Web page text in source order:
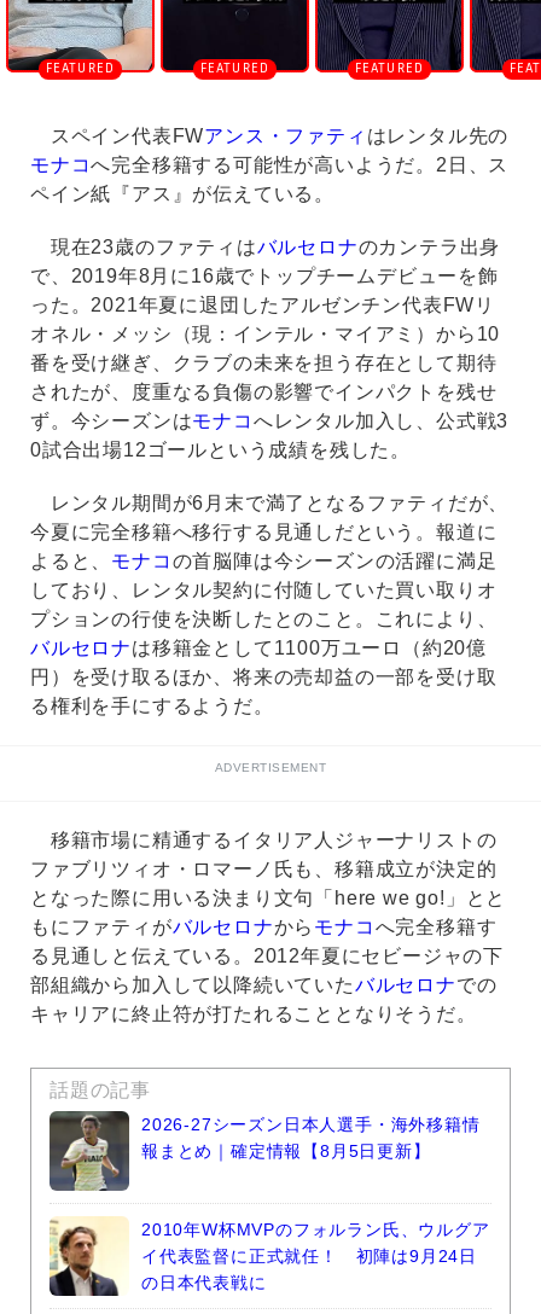
スペイン代表FWアンス・ファティ はレンタル先の
モナコへ完全移籍する可能性が高いようだ。2日、ス
ペイン紙『アス』が伝えている。
現在23歳のファティはバルセロナのカンテラ出身
で、2019年8月に16歳でトップチームデビューを飾
った。2021年夏に退団したアルゼンチン代表FWリ
オネル・メッシ（現：インテル・マイアミ）から10
番を受け継ぎ、クラブの未来を担う存在として期待
されたが、度重なる負傷の影響でインパクトを残せ
ず。今シーズンはモナコ へレンタル加入し、公式戦3
0試合出場12ゴールという成績を残した。
レンタル期間が6月末で満了となるファティだが、
今夏に完全移籍へ移行する見通しだという。報道に
よると、 モナコ の首脳陣は今シーズンの活躍に満足
しており、レンタル契約に付随していた買い取りオ
プションの行使を決断したとのこと。これにより、
バルセロナは移籍金として1100万ユーロ（約20億
円）を受け取るほか、将来の売却益の一部を受け取
る権利を手にするようだ。
ADVERTISEMENT
移籍市場に精通するイタリア人ジャーナリストの
ファブリツィオ・ロマーノ氏も、移籍成立が決定的
となった際に用いる決まり文句「here we go!」とと
もにファティがバルセロナから モナコ へ完全移籍す
る見通しと伝えている。2012年夏にセビージャの下
部組織から加入して以降続いていたバルセロナでの
キャリアに終止符が打たれることとなりそうだ。
話題の記事
2026-27シーズン日本人選手・海外移籍情
報まとめ｜確定情報【8月5日更新】
2010年W杯MVPのフォルラン氏、ウルグア
イ代表監督に正式就任！ 初陣は9月24日
の日本代表戦に